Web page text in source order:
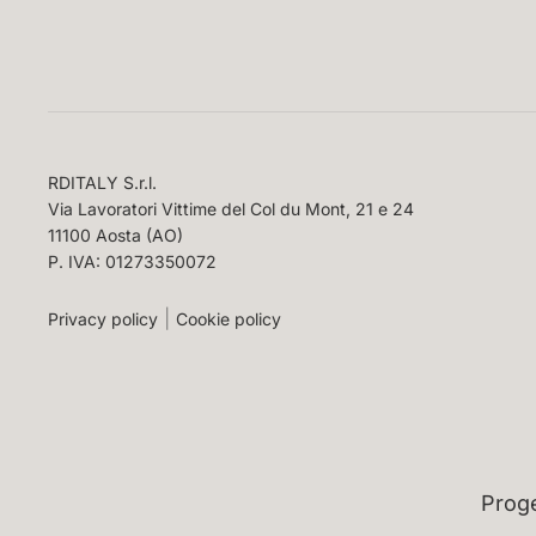
RDITALY S.r.l.
Via Lavoratori Vittime del Col du Mont, 21 e 24
11100 Aosta (AO)
P. IVA: 01273350072
Privacy policy Cookie policy